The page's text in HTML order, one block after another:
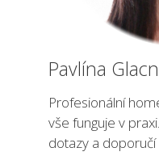
Pavlína
Profesionální
vše funguje v
dotazy a